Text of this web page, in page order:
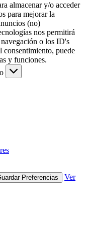
almacenar y/o acceder
para mejorar la
(no)
nos permitirá
o los ID's
consentimiento, puede
y funciones.
Preferencias
Ver